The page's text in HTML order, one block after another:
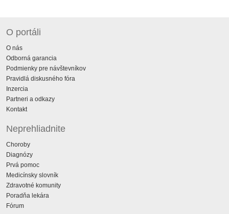
O portáli
O nás
Odborná garancia
Podmienky pre návštevníkov
Pravidlá diskusného fóra
Inzercia
Partneri a odkazy
Kontakt
Neprehliadnite
Choroby
Diagnózy
Prvá pomoc
Medicínsky slovník
Zdravotné komunity
Poradňa lekára
Fórum